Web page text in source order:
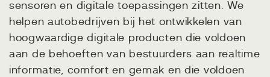
sensoren en digitale toepassingen zitten. We
helpen autobedrijven bij het ontwikkelen van
hoogwaardige digitale producten die voldoen
aan de behoeften van bestuurders aan realtime
informatie, comfort en gemak en die voldoen